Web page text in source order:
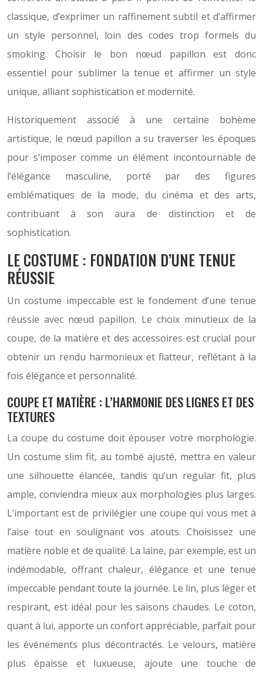
classique, d’exprimer un raffinement subtil et d’affirmer
un style personnel, loin des codes trop formels du
smoking. Choisir le bon nœud papillon est donc
essentiel pour sublimer la tenue et affirmer un style
unique, alliant sophistication et modernité.
Historiquement associé à une certaine bohème
artistique, le nœud papillon a su traverser les époques
pour s’imposer comme un élément incontournable de
l’élégance masculine, porté par des figures
emblématiques de la mode, du cinéma et des arts,
contribuant à son aura de distinction et de
sophistication.
LE COSTUME : FONDATION D’UNE TENUE
RÉUSSIE
Un costume impeccable est le fondement d’une tenue
réussie avec nœud papillon. Le choix minutieux de la
coupe, de la matière et des accessoires est crucial pour
obtenir un rendu harmonieux et flatteur, reflétant à la
fois élégance et personnalité.
COUPE ET MATIÈRE : L’HARMONIE DES LIGNES ET DES
TEXTURES
La coupe du costume doit épouser votre morphologie.
Un costume slim fit, au tombé ajusté, mettra en valeur
une silhouette élancée, tandis qu’un regular fit, plus
ample, conviendra mieux aux morphologies plus larges.
L’important est de privilégier une coupe qui vous met à
l’aise tout en soulignant vos atouts. Choisissez une
matière noble et de qualité. La laine, par exemple, est un
indémodable, offrant chaleur, élégance et une tenue
impeccable pendant toute la journée. Le lin, plus léger et
respirant, est idéal pour les saisons chaudes. Le coton,
quant à lui, apporte un confort appréciable, parfait pour
les événements plus décontractés. Le velours, matière
plus épaisse et luxueuse, ajoute une touche de